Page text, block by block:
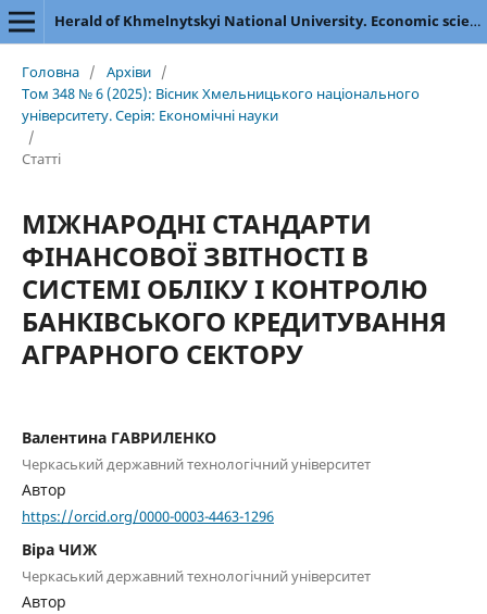
Herald of Khmelnytskyi National University. Economic sciences
Головна / Архіви /
Том 348 № 6 (2025): Вісник Хмельницького національного
університету. Серія: Економічні науки
/
Статті
МІЖНАРОДНІ СТАНДАРТИ
ФІНАНСОВОЇ ЗВІТНОСТІ В
СИСТЕМІ ОБЛІКУ І КОНТРОЛЮ
БАНКІВСЬКОГО КРЕДИТУВАННЯ
АГРАРНОГО СЕКТОРУ
Валентина ГАВРИЛЕНКО
Черкаський державний технологічний університет
Автор
https://orcid.org/0000-0003-4463-1296
Віра ЧИЖ
Черкаський державний технологічний університет
Автор